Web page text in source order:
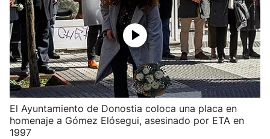
El Ayuntamiento de Donostia coloca una placa en
homenaje a Gómez Elósegui, asesinado por ETA en
1997